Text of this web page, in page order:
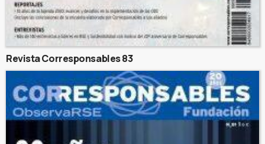
Revista Corresponsables 83